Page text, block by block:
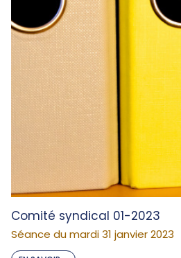
Comité syndical 01-2023
Séance du mardi 31 janvier 2023